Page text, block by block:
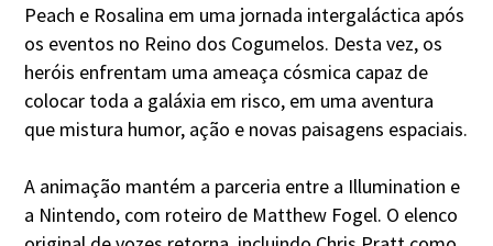
Peach e Rosalina em uma jornada intergaláctica após
os eventos no Reino dos Cogumelos. Desta vez, os
heróis enfrentam uma ameaça cósmica capaz de
colocar toda a galáxia em risco, em uma aventura
que mistura humor, ação e novas paisagens espaciais.
A animação mantém a parceria entre a Illumination e
a Nintendo, com roteiro de Matthew Fogel. O elenco